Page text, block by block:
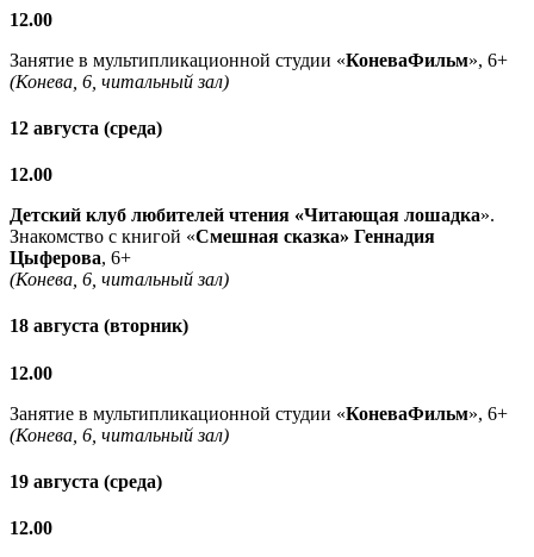
12.00
Занятие в мультипликационной студии «КоневаФильм», 6+
(Конева, 6, читальный зал)
12 августа (среда)
12.00
Детский клуб любителей чтения «Читающая лошадка».
Знакомство с книгой «Смешная сказка» Геннадия
Цыферова, 6+
(Конева, 6, читальный зал)
18 августа (вторник)
12.00
Занятие в мультипликационной студии «КоневаФильм», 6+
(Конева, 6, читальный зал)
19 августа (среда)
12.00